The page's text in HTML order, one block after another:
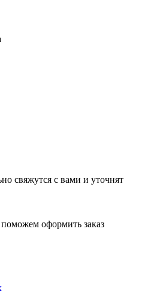
свяжутся с вами и уточнят
оформить заказ